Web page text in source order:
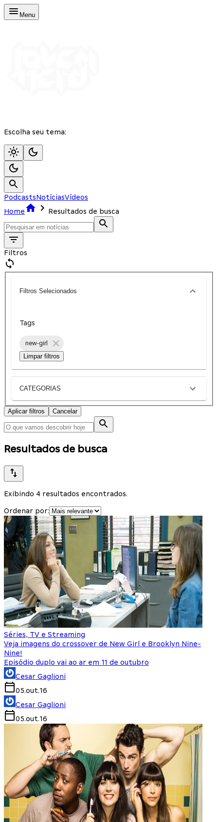
Menu
Escolha seu tema:
PodcastsNotíciasVídeos
Home
Resultados de busca
Filtros
Filtros Selecionados
Tags
new-girl
Limpar filtros
CATEGORIAS
Aplicar filtros Cancelar
Resultados de busca
Exibindo 4 resultados encontrados.
Ordenar por:
Séries, TV e Streaming
Veja imagens do crossover de New Girl e Brooklyn Nine-
Nine!
Episódio duplo vai ao ar em 11 de outubro
Cesar Gaglioni
05.out.16
Cesar Gaglioni
05.out.16